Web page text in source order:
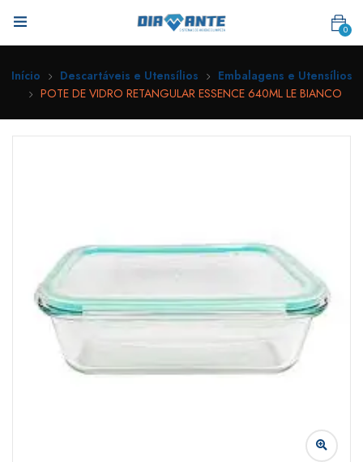
0
Início Descartáveis e Utensílios
Embalagens e Utensílios
POTE DE VIDRO RETANGULAR ESSENCE 640ML LE BIANCO